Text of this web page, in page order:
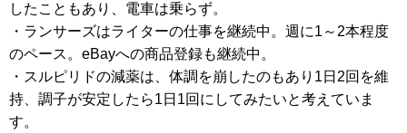
したこともあり、電車は乗らず。
・ランサーズはライターの仕事を継続中。週に1～2本程度
のペース。eBayへの商品登録も継続中。
・スルピリドの減薬は、体調を崩したのもあり1日2回を維
持、調子が安定したら1日1回にしてみたいと考えていま
す。